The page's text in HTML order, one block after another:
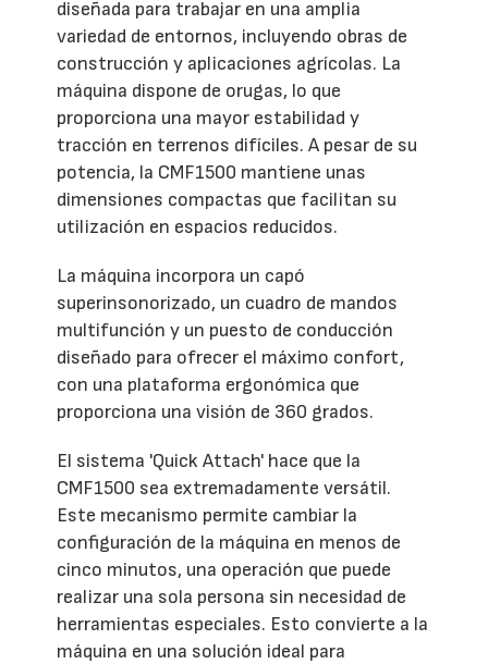
diseñada para trabajar en una amplia
variedad de entornos, incluyendo obras de
construcción y aplicaciones agrícolas. La
máquina dispone de orugas, lo que
proporciona una mayor estabilidad y
tracción en terrenos difíciles. A pesar de su
potencia, la CMF1500 mantiene unas
dimensiones compactas que facilitan su
utilización en espacios reducidos.
La máquina incorpora un capó
superinsonorizado, un cuadro de mandos
multifunción y un puesto de conducción
diseñado para ofrecer el máximo confort,
con una plataforma ergonómica que
proporciona una visión de 360 grados.
El sistema 'Quick Attach' hace que la
CMF1500 sea extremadamente versátil.
Este mecanismo permite cambiar la
configuración de la máquina en menos de
cinco minutos, una operación que puede
realizar una sola persona sin necesidad de
herramientas especiales. Esto convierte a la
máquina en una solución ideal para